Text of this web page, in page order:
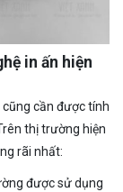
in ấn hiện
cũng cần được tính
thị trường hiện
rãi nhất:
được sử dụng